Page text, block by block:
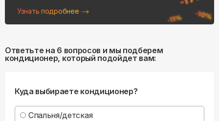
Узнать подробнее
Ответьте на 6 вопросов и мы подберем
кондиционер, который подойдет вам:
Куда выбираете кондиционер?
Спальня/детская